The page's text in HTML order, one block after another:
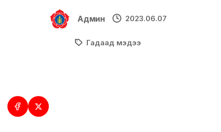
Админ 2023.06.07
Гадаад мэдээ